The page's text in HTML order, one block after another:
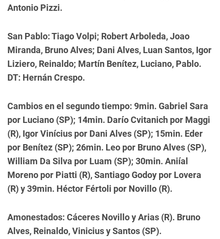
Antonio Pizzi.
San Pablo: Tiago Volpi; Robert Arboleda, Joao
Miranda, Bruno Alves; Dani Alves, Luan Santos, Igor
Liziero, Reinaldo; Martín Benítez, Luciano, Pablo.
DT: Hernán Crespo.
Cambios en el segundo tiempo: 9min. Gabriel Sara
por Luciano (SP); 14min. Darío Cvitanich por Maggi
(R), Igor Vinícius por Dani Alves (SP); 15min. Eder
por Benítez (SP); 26min. Leo por Bruno Alves (SP),
William Da Silva por Luam (SP); 30min. Aniíal
Moreno por Piatti (R), Santiago Godoy por Lovera
(R) y 39min. Héctor Fértoli por Novillo (R).
Amonestados: Cáceres Novillo y Arias (R). Bruno
Alves, Reinaldo, Vinicius y Santos (SP).